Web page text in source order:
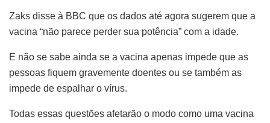
Zaks disse à BBC que os dados até agora sugerem que a
vacina “não parece perder sua potência” com a idade.
E não se sabe ainda se a vacina apenas impede que as
pessoas fiquem gravemente doentes ou se também as
impede de espalhar o vírus.
Todas essas questões afetarão o modo como uma vacina